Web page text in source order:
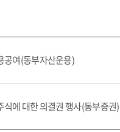
공여(동부자산운용)
식에 대한 의결권 행사(동부증권)